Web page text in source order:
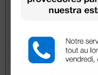
¿Todavía tienes alguna
Envía ahora mismo tu
han adquirido este